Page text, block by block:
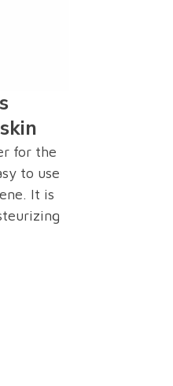
for the
to use
It is